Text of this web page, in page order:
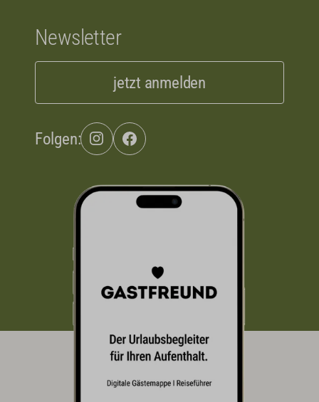
Newsletter
jetzt anmelden
Folgen: